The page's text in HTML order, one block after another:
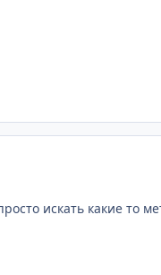
искать какие то